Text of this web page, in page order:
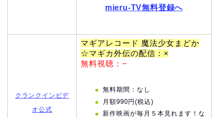
mieru-TV無料登録へ
クランクインビデ
オ公式
マギアレコード 魔法少女まどか
☆マギカ外伝の配信：×
無料視聴：−
無料期間：なし
月額990円(税込)
新作映画が毎月５本見れます！な